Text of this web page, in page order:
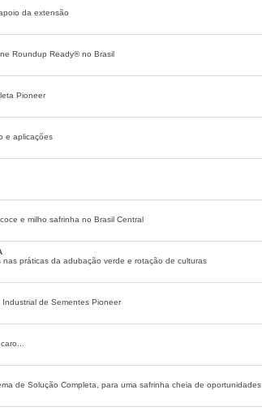
da extensão
Roundup Ready® no Brasil
Pioneer
e aplicações
e milho safrinha no Brasil Central
nas práticas da adubação verde e rotação de culturas
de Sementes Pioneer
de Solução Completa, para uma safrinha cheia de oportunidades